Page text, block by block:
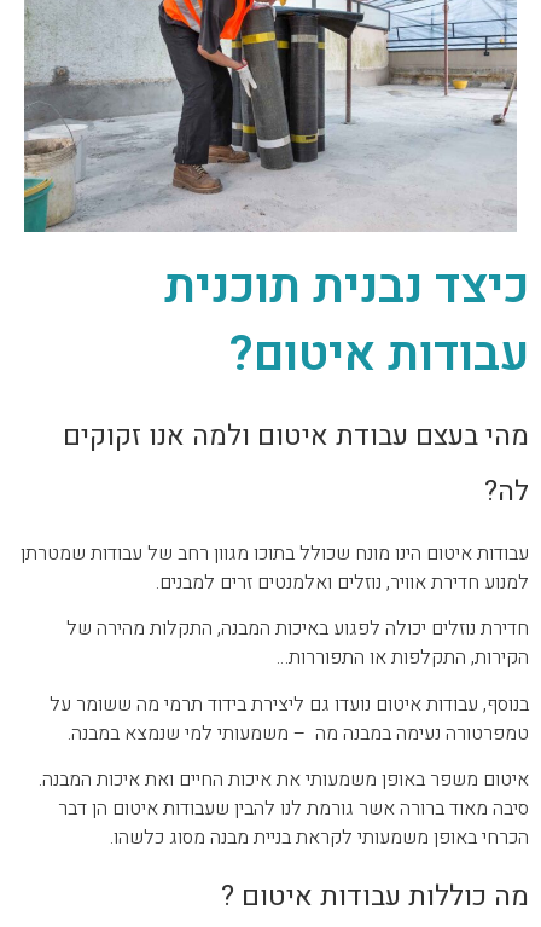
כיצד נבנית תוכנית
עבודות איטום?
מהי בעצם עבודת איטום ולמה אנו זקוקים
לה?
עבודות איטום הינו מונח שכולל בתוכו מגוון רחב של עבודות שמטרתן
למנוע חדירת אוויר, נוזלים ואלמנטים זרים למבנים.
חדירת נוזלים יכולה לפגוע באיכות המבנה, התקלות מהירה של
הקירות, התקלפות או התפוררות…
בנוסף, עבודות איטום נועדו גם ליצירת בידוד תרמי מה ששומר על
טמפרטורה נעימה במבנה מה – משמעותי למי שנמצא במבנה.
איטום משפר באופן משמעותי את איכות החיים ואת איכות המבנה.
סיבה מאוד ברורה אשר גורמת לנו להבין שעבודות איטום הן דבר
הכרחי באופן משמעותי לקראת בניית מבנה מסוג כלשהו.
מה כוללות עבודות איטום ?